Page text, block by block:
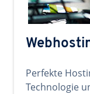
Perfekte
Technologie